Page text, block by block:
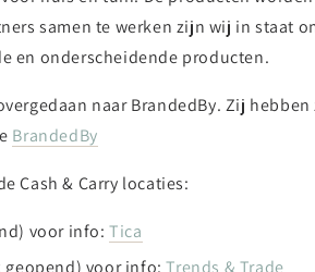
samen te werken zijn wij in staat
en onderscheidende producten.
naar BrandedBy. Zij
BrandedBy
Cash & Carry locaties:
voor info:Tica